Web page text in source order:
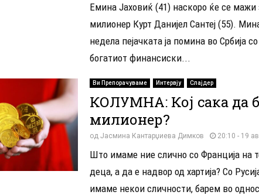
Емина Јаховиќ (41) наскоро ќе се мажи
милионер Курт Данијел Сантеј (55).
недела пејачката ја помина во Србија
богатиот финансиски...
Ви Препорачуваме Интервју Слајдер
КОЛУМНА: Кој сака да
милионер?
од Јасмина Кантарџиева Димков 20:10 - 19
Што имаме ние слично со Франција на
деца, а да е надвор од хартија? Со
имаме некои сличности, барем во